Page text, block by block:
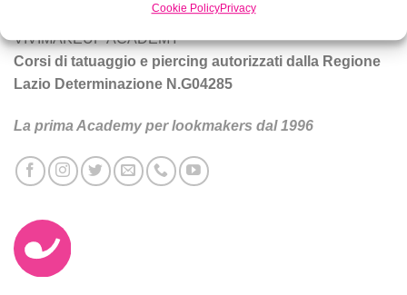
Cookie PolicyPrivacy
VIVIMAKEUP ACADEMY
Corsi di tatuaggio e piercing autorizzati dalla Regione
Lazio Determinazione N.G04285
La prima Academy per lookmakers dal 1996